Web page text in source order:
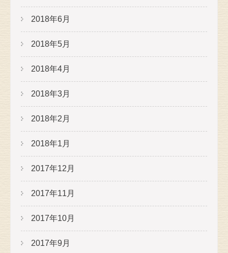
2018年6月
2018年5月
2018年4月
2018年3月
2018年2月
2018年1月
2017年12月
2017年11月
2017年10月
2017年9月